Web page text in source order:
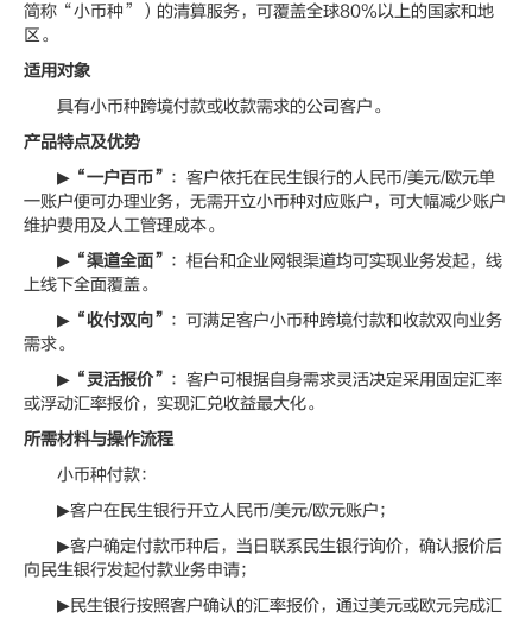
简称“小币种”）的清算服务，可覆盖全球80%以上的国家和地
区。
适用对象
具有小币种跨境付款或收款需求的公司客户。
产品特点及优势
▶ “一户百币” ：客户依托在民生银行的人民币/美元/欧元单
一账户便可办理业务，无需开立小币种对应账户，可大幅减少账户
维护费用及人工管理成本。
▶ “渠道全面” ：柜台和企业网银渠道均可实现业务发起，线
上线下全面覆盖。
▶ “收付双向” ：可满足客户小币种跨境付款和收款双向业务
需求。
▶ “灵活报价” ：客户可根据自身需求灵活决定采用固定汇率
或浮动汇率报价，实现汇兑收益最大化。
所需材料与操作流程
小币种付款：
▶客户在民生银行开立人民币/美元/欧元账户；
▶客户确定付款币种后，当日联系民生银行询价，确认报价后
向民生银行发起付款业务申请；
▶民生银行按照客户确认的汇率报价，通过美元或欧元完成汇